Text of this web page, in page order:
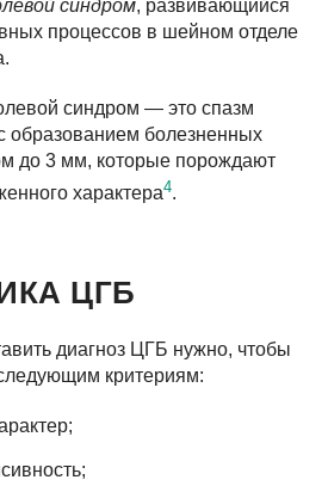
синдром, развивающийся
процессов в шейном отделе
синдром — это спазм
болезненных
до 3 мм, которые порождают
характера4.
ЦГБ
диагноз ЦГБ нужно, чтобы
критериям: